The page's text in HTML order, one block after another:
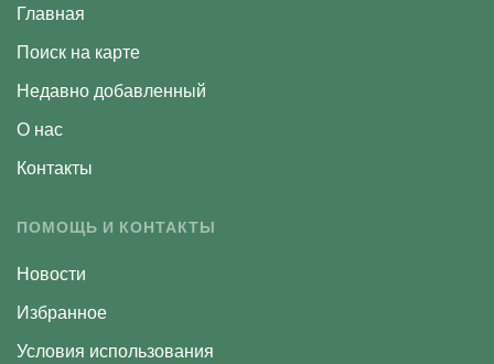
Главная
Поиск на карте
Недавно добавленный
О нас
Контакты
ПОМОЩЬ И КОНТАКТЫ
Новости
Избранное
Условия использования